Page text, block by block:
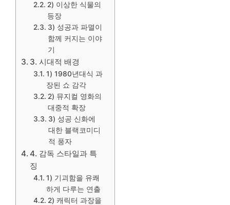
2) 이상한 식물의
등장
3) 성공과 파멸이
함께 커지는 이야
기
3. 시대적 배경
1) 1980년대식 과
장된 쇼 감각
2) 뮤지컬 영화의
대중적 확장
3) 성공 신화에
대한 블랙코미디
적 풍자
4. 감독 스타일과 특
징
1) 기괴함을 유쾌
하게 다루는 연출
2) 캐릭터 과장을